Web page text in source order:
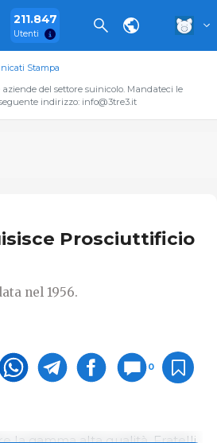
211.847
Utenti
Stampa
del settore suinicolo. Mandateci le
indirizzo: info@3tre3.it
Prosciuttificio
nel 1956.
0